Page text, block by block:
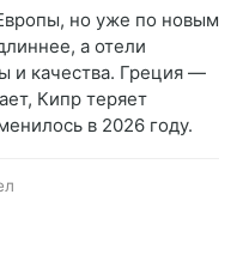
но уже по новым
а отели
и качества. Греция —
Кипр теряет
в 2026 году.